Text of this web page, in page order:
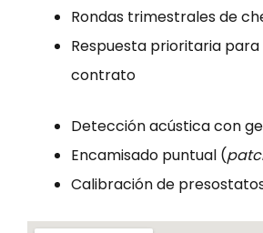
Rondas trimestrales de
Respuesta prioritaria
contrato
Detección acústica con
Encamisado puntual (
Calibración de